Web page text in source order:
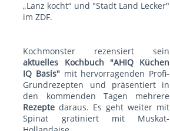
„Lanz kocht“ und "Stadt Land Lecker"
im ZDF.
Kochmonster rezensiert sein
aktuelles Kochbuch "AHIQ Küchen
IQ Basis" mit hervorragenden Profi-
Grundrezepten und präsentiert in
den kommenden Tagen mehrere
Rezepte daraus. Es geht weiter mit
Spinat gratiniert mit Muskat-